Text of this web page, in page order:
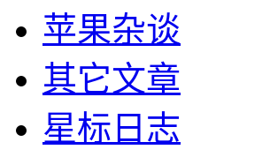
苹果杂谈
其它文章
星标日志